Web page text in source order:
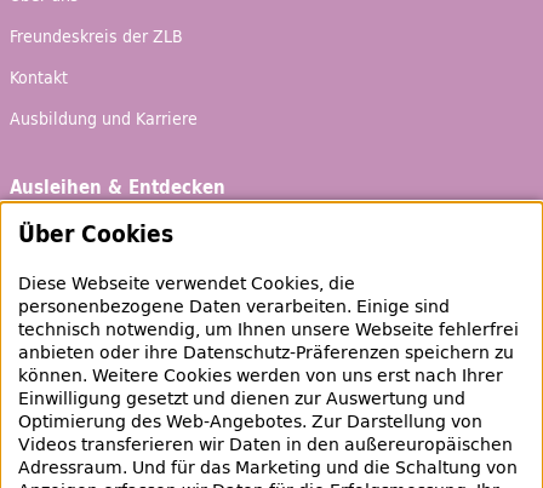
Freundeskreis der ZLB
Kontakt
Ausbildung und Karriere
Ausleihen & Entdecken
Schaufenster
Bibliotheksausweis
Highlights
Veranstaltungen & Lernangebote
Veranstaltungsübersicht
Über Cookies
Diese Webseite verwendet Cookies, die
personenbezogene Daten verarbeiten. Einige sind
technisch notwendig, um Ihnen unsere Webseite fehlerfrei
anbieten oder ihre Datenschutz-Präferenzen speichern zu
können. Weitere Cookies werden von uns erst nach Ihrer
Einwilligung gesetzt und dienen zur Auswertung und
Optimierung desWeb-Angebotes. Zur Darstellung von
Videos transferieren wir Daten in den außereuropäischen
Adressraum. Und für das Marketing und die Schaltung von